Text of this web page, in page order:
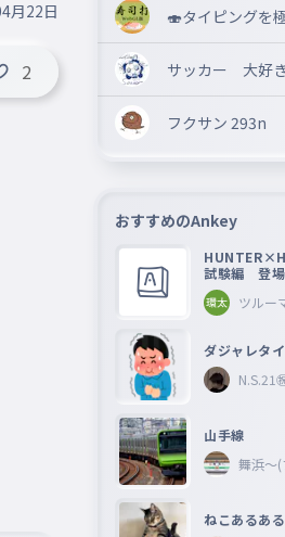
月22日
2
🍣タイピングを
サッカー 大好き
フクサン 293n
おすすめのAnkey
試験編 登
ツルー
ダジャレタ
N.S.21
山手線
舞浜〜(
ねこあるある